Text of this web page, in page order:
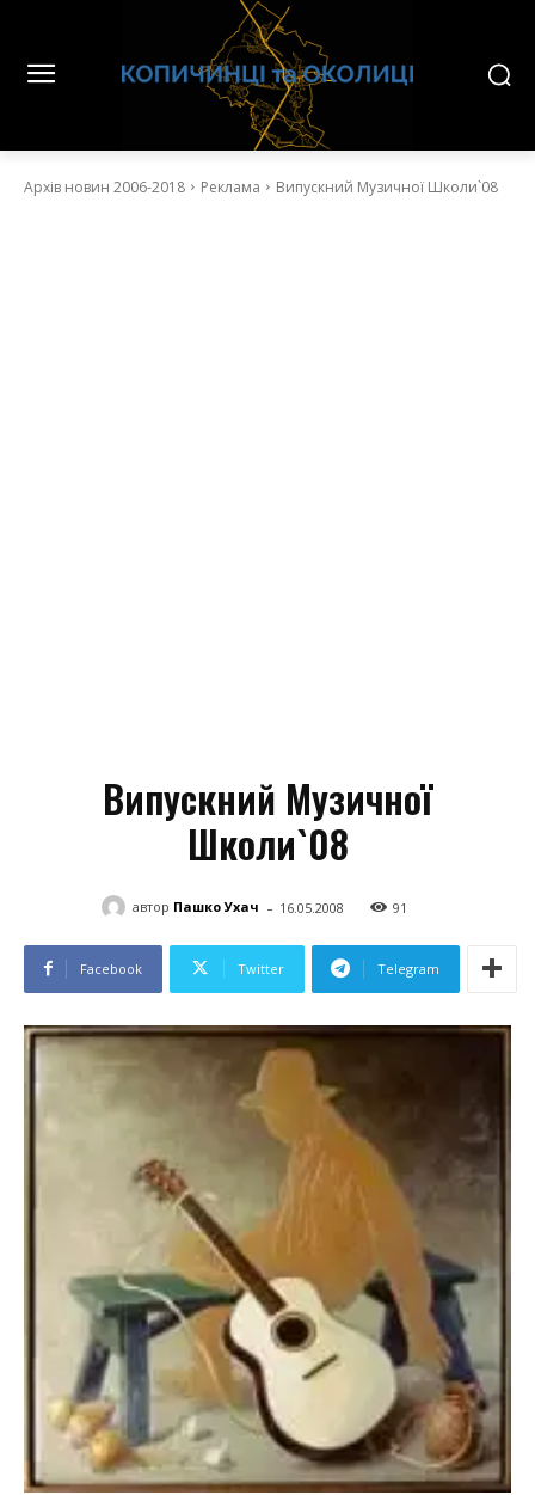
Архів новин 2006-2018 Реклама Випускний Музичної Школи`08
Випускний Музичної
Школи`08
автор Пашко Ухач - 16.05.2008 91
Facebook Twitter Telegram